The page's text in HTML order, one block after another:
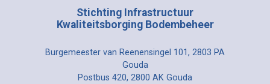
Stichting Infrastructuur
Kwaliteitsborging Bodembeheer
Burgemeester van Reenensingel 101, 2803 PA
Gouda
Postbus 420, 2800 AK Gouda